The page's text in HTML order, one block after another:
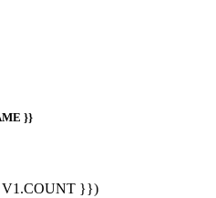
}}
}})